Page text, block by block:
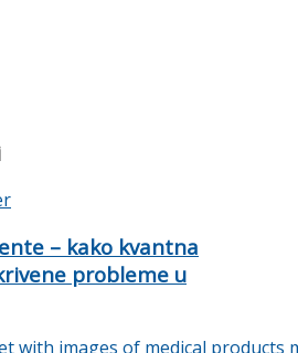
– kako kvantna
probleme u